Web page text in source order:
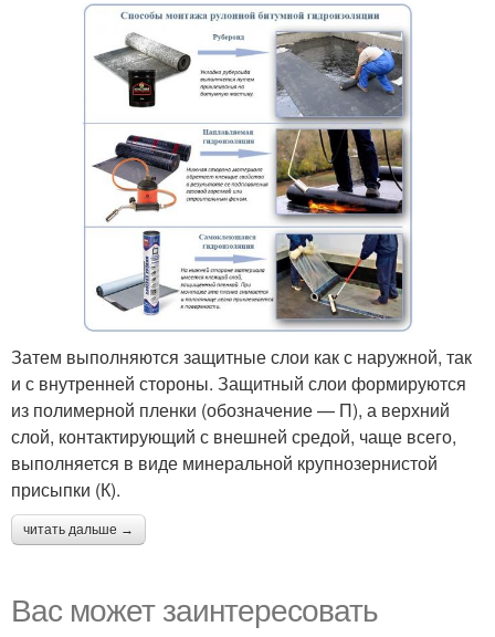
Затем выполняются защитные слои как с наружной, так
и с внутренней стороны. Защитный слои формируются
из полимерной пленки (обозначение — П), а верхний
слой, контактирующий с внешней средой, чаще всего,
выполняется в виде минеральной крупнозернистой
присыпки (К).
читать дальше →
Вас может заинтересовать